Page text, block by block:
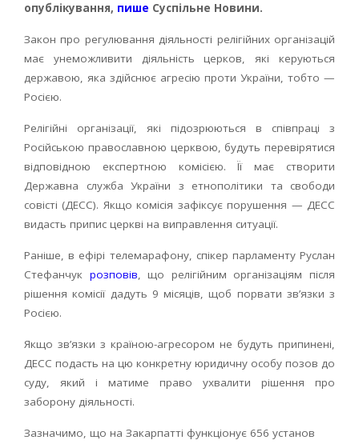
опублікування, пише Суспільне Новини.
Закон про регулювання діяльності релігійних організацій
має унеможливити діяльність церков, які керуються
державою, яка здійснює агресію проти України, тобто —
Росією.
Релігійні організації, які підозрюються в співпраці з
Російською православною церквою, будуть перевірятися
відповідною експертною комісією. Її має створити
Державна служба України з етнополітики та свободи
совісті (ДЕСС). Якщо комісія зафіксує порушення — ДЕСС
видасть припис церкві на виправлення ситуації.
Раніше, в ефірі телемарафону, спікер парламенту Руслан
Стефанчук розповів, що релігійним організаціям після
рішення комісії дадуть 9 місяців, щоб порвати зв’язки з
Росією.
Якщо зв’язки з країною-агресором не будуть припинені,
ДЕСС подасть на цю конкретну юридичну особу позов до
суду, який і матиме право ухвалити рішення про
заборону діяльності.
Зазначимо, що на Закарпатті функціонує 656 установ